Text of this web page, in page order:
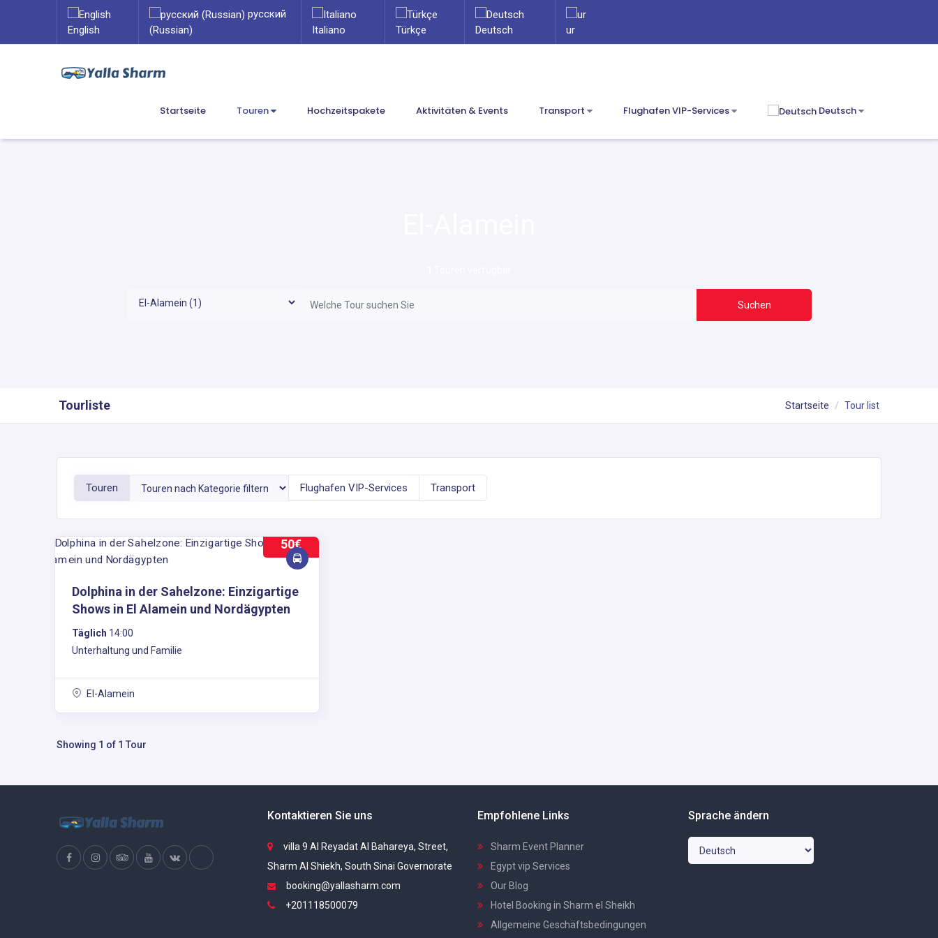
English
русский
(Russian)
Italiano Türkçe Deutsch ur
Startseite Touren Hochzeitspakete Aktivitäten & Events Transport Flughafen VIP-Services Deutsch
Suchen
Tourliste Startseite Tour list
Touren Flughafen VIP-Services Transport
50€
Dolphina in der Sahelzone: Einzigartige
Shows in El Alamein und Nordägypten
Täglich 14:00
Unterhaltung und Familie
El-Alamein
Showing 1 of 1 Tour
Kontaktieren Sie uns
villa 9 Al Reyadat Al Bahareya, Street,
Sharm Al Shiekh, South Sinai Governorate
booking@yallasharm.com
+201118500079
Empfohlene Links
Sharm Event Planner
Egypt vip Services
Our Blog
Hotel Booking in Sharm el Sheikh
Allgemeine Geschäftsbedingungen
Sprache ändern